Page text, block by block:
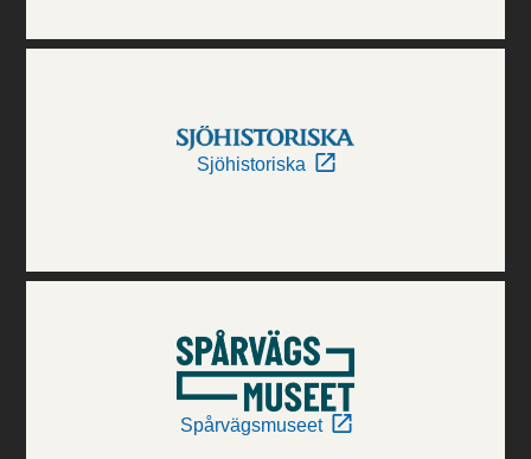
Sjöhistoriska
Spårvägsmuseet